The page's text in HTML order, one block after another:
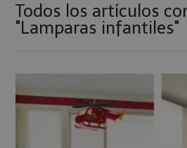
Todos los artículos
"Lamparas infantiles"